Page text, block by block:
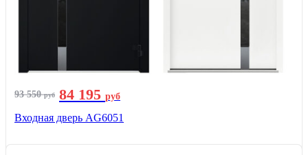
93 550руб 84 195 руб
Входная дверь AG6051